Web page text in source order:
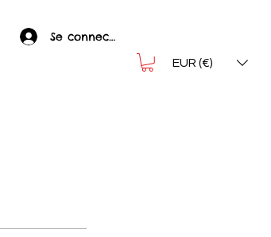
Se connecter
EUR (€)